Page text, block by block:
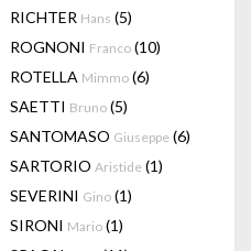
RICHTER Hans (5)
ROGNONI Franco (10)
ROTELLA Mimmo (6)
SAETTI Bruno (5)
SANTOMASO Giuseppe (6)
SARTORIO Aristide (1)
SEVERINI Gino (1)
SIRONI Mario (1)